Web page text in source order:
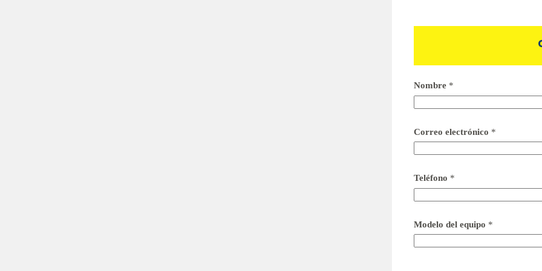
Nombre *
Correo electrónico *
Teléfono *
Modelo del equipo *